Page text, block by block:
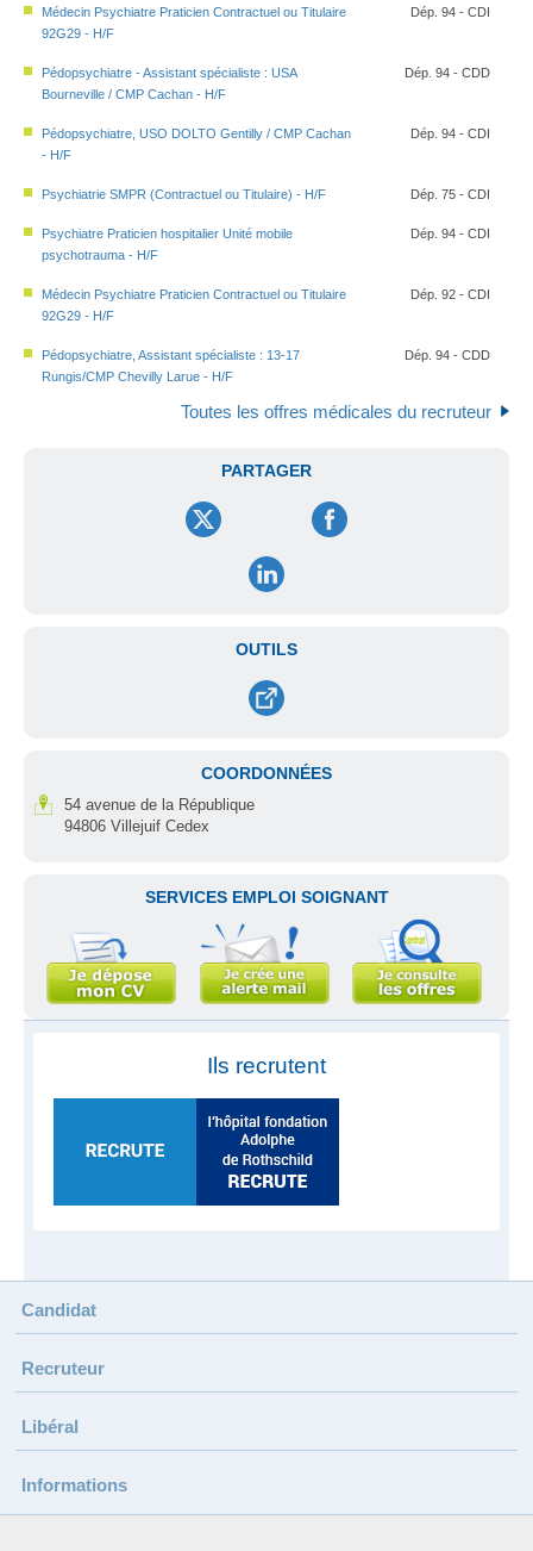
Médecin Psychiatre Praticien Contractuel ou Titulaire
92G29 - H/F
Dép. 94 - CDI
Pédopsychiatre - Assistant spécialiste : USA
Bourneville / CMP Cachan - H/F
Dép. 94 - CDD
Pédopsychiatre, USO DOLTO Gentilly / CMP Cachan
- H/F
Dép. 94 - CDI
Psychiatrie SMPR (Contractuel ou Titulaire) - H/F Dép. 75 - CDI
Psychiatre Praticien hospitalier Unité mobile
psychotrauma - H/F
Dép. 94 - CDI
Médecin Psychiatre Praticien Contractuel ou Titulaire
92G29 - H/F
Dép. 92 - CDI
Pédopsychiatre, Assistant spécialiste : 13-17
Rungis/CMP Chevilly Larue - H/F
Dép. 94 - CDD
Toutes les offres médicales du recruteur
PARTAGER
OUTILS
COORDONNÉES
54 avenue de la République
94806 Villejuif Cedex
SERVICES EMPLOI SOIGNANT
Ils recrutent
Candidat
Recruteur
Libéral
Informations